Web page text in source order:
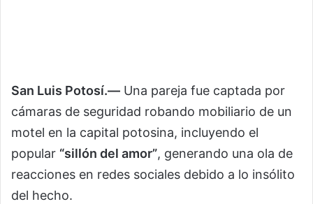
San Luis Potosí.— Una pareja fue captada por
cámaras de seguridad robando mobiliario de un
motel en la capital potosina, incluyendo el
popular “sillón del amor”, generando una ola de
reacciones en redes sociales debido a lo insólito
del hecho.